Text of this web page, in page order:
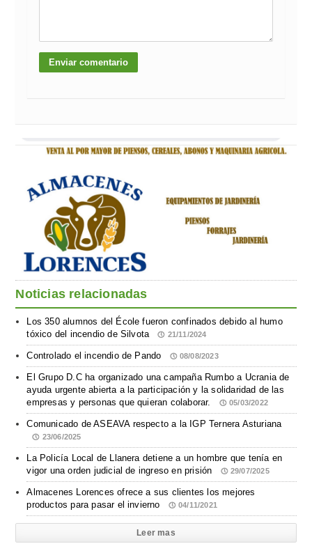
Noticias relacionadas
Los 350 alumnos del École fueron confinados debido al humo
tóxico del incendio de Silvota
21/11/2024
Controlado el incendio de Pando 08/08/2023
El Grupo D.C ha organizado una campaña Rumbo a Ucrania de
ayuda urgente abierta a la participación y la solidaridad de las
empresas y personas que quieran colaborar.
05/03/2022
Comunicado de ASEAVA respecto a la IGP Ternera Asturiana
23/06/2025
La Policía Local de Llanera detiene a un hombre que tenía en
vigor una orden judicial de ingreso en prisión
29/07/2025
Almacenes Lorences ofrece a sus clientes los mejores
productos para pasar el invierno
04/11/2021
Leer mas